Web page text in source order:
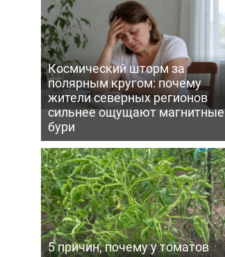
Космический шторм за
полярным кругом: почему
жители северных регионов
сильнее ощущают магнитные
бури
5 причин, почему у томатов